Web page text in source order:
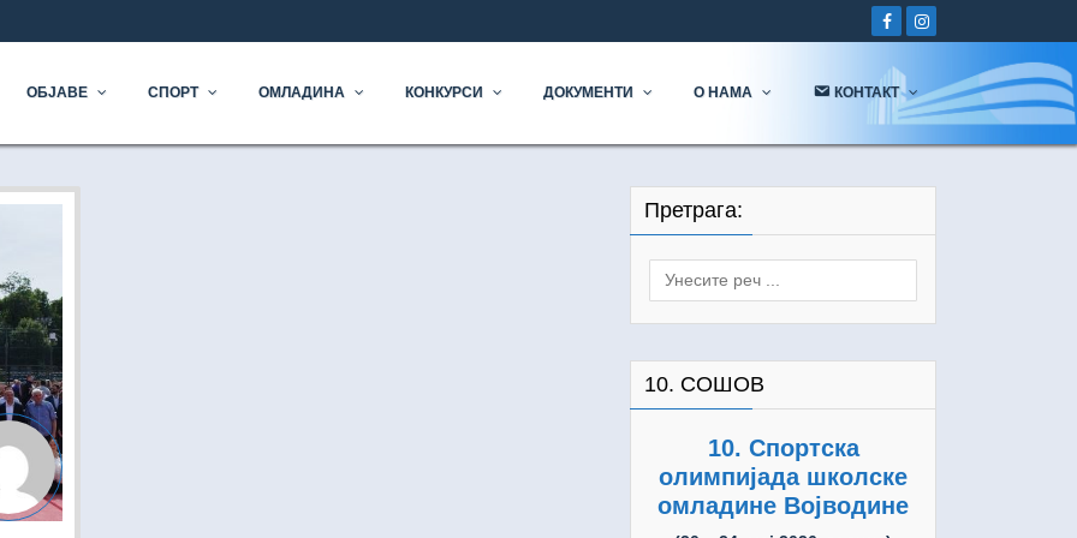
ОБЈАВЕ СПОРТ ОМЛАДИНА КОНКУРСИ ДОКУМЕНТИ О НАМА КОНТАКТ
Претрага:
Search
10. СОШОВ
10. Спортска
олимпијада школске
омладине Војводине